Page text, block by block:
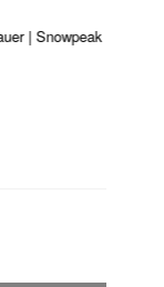
| Snowpeak | Umarex